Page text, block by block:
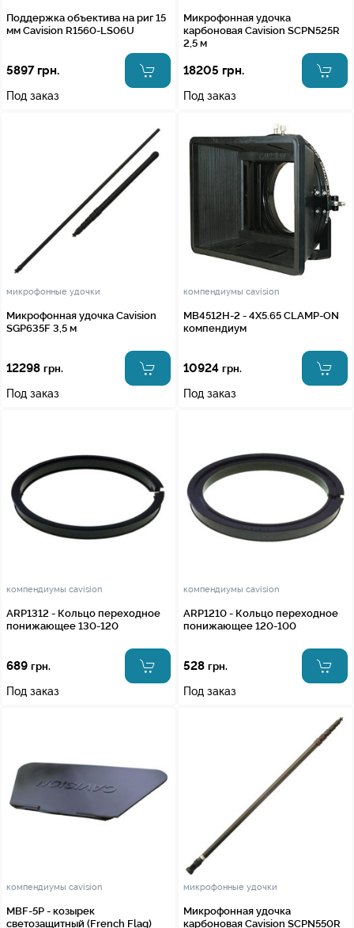
Поддержка объектива на риг 15
мм Cavision R1560-LS06U
5897 грн.
Под заказ
Микрофонная удочка
карбоновая Cavision SCPN525R
2,5 м
18205 грн.
Под заказ
микрофонные удочки
Микрофонная удочка Cavision
SGP635F 3,5 м
12298 грн.
Под заказ
компендиумы cavision
MB4512H-2 - 4X5.65 CLAMP-ON
компендиум
10924 грн.
Под заказ
компендиумы cavision
ARP1312 - Кольцо переходное
понижающее 130-120
689 грн.
Под заказ
компендиумы cavision
ARP1210 - Кольцо переходное
понижающее 120-100
528 грн.
Под заказ
компендиумы cavision
MBF-5P - козырек
светозащитный (French Flag)
микрофонные удочки
Микрофонная удочка
карбоновая Cavision SCPN550R